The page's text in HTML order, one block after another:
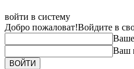
войти в систему
Добро пожаловат!Войдите в
Ваше
Ваш